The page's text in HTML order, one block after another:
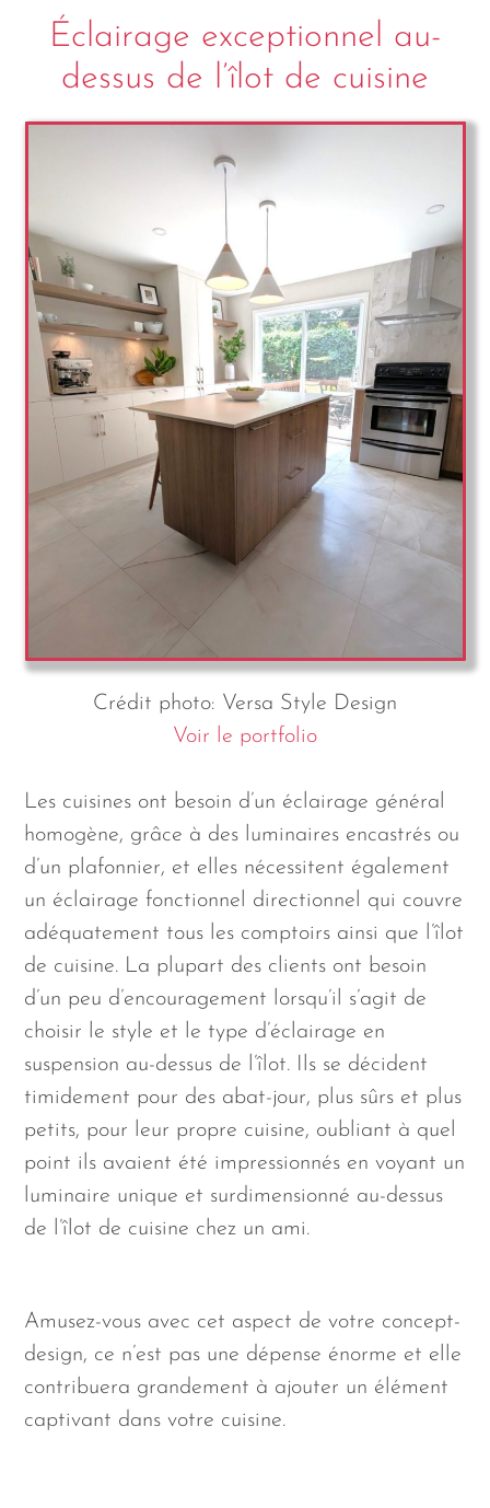
Éclairage exceptionnel au-
dessus de l’îlot de cuisine
Crédit photo: Versa Style Design
Voir le portfolio
Les cuisines ont besoin d’un éclairage général
homogène, grâce à des luminaires encastrés ou
d’un plafonnier, et elles nécessitent également
un éclairage fonctionnel directionnel qui couvre
adéquatement tous les comptoirs ainsi que l’îlot
de cuisine. La plupart des clients ont besoin
d’un peu d’encouragement lorsqu’il s’agit de
choisir le style et le type d’éclairage en
suspension au-dessus de l’îlot. Ils se décident
timidement pour des abat-jour, plus sûrs et plus
petits, pour leur propre cuisine, oubliant à quel
point ils avaient été impressionnés en voyant un
luminaire unique et surdimensionné au-dessus
de l’îlot de cuisine chez un ami.
Amusez-vous avec cet aspect de votre concept-
design, ce n’est pas une dépense énorme et elle
contribuera grandement à ajouter un élément
captivant dans votre cuisine.